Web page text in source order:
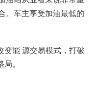
。车主享受加油最低的
变能 源交易模式，打破
。